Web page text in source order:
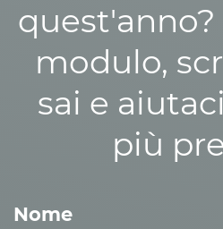
modulo,
sai e
più
Nome